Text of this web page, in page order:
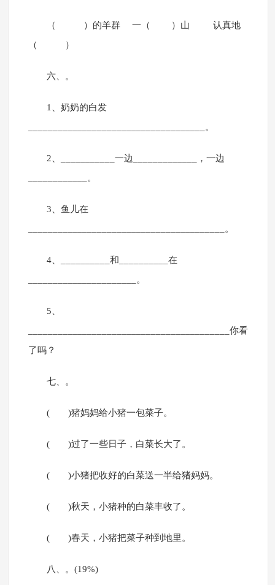
（ ）的羊群 一（ ）山 认真地
（ ）
六、。
1、奶奶的白发
____________________________________。
2、___________一边_____________，一边
____________。
3、鱼儿在
________________________________________。
4、__________和__________在
______________________。
5、
_________________________________________你看
了吗？
七、。
( )猪妈妈给小猪一包菜子。
( )过了一些日子，白菜长大了。
( )小猪把收好的白菜送一半给猪妈妈。
( )秋天，小猪种的白菜丰收了。
( )春天，小猪把菜子种到地里。
八、。(19%)